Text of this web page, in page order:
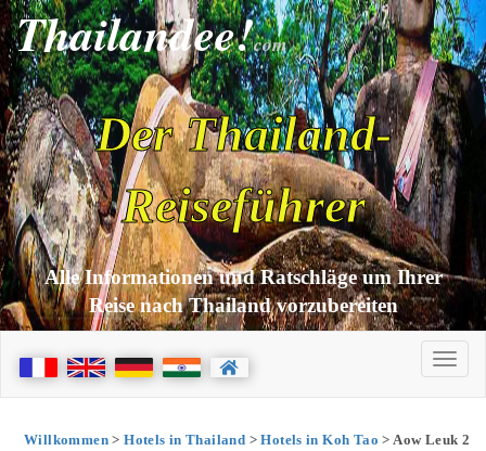
Thailandee!com
Der Thailand-
Reiseführer
Alle Informationen und Ratschläge um Ihrer
Reise nach Thailand vorzubereiten
Willkommen>Hotels in Thailand >Hotels in Koh Tao > Aow Leuk 2